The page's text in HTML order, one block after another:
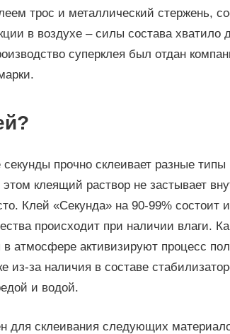
трос и металлический стержень,
в воздухе – силы состава хватило
суперклея был отдан
прочно склеивает разные
клеящий раствор не застывает
Клей «Секунда» на 90-99% состоит
происходит при наличии влаги.
атмосфере активизируют процесс
из-за наличия в составе
и водой.
для склеивания следующих